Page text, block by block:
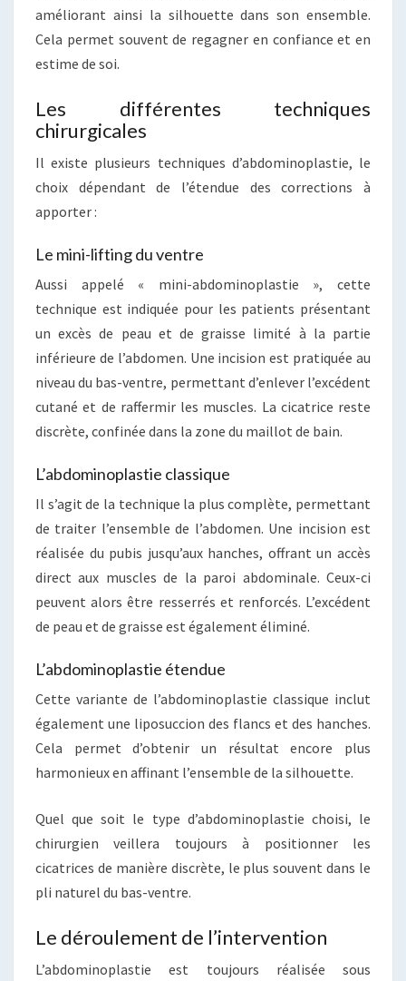
améliorant ainsi la silhouette dans son ensemble.
Cela permet souvent de regagner en confiance et en
estime de soi.
Les différentes techniques
chirurgicales
Il existe plusieurs techniques d’abdominoplastie, le
choix dépendant de l’étendue des corrections à
apporter :
Le mini-lifting du ventre
Aussi appelé « mini-abdominoplastie », cette
technique est indiquée pour les patients présentant
un excès de peau et de graisse limité à la partie
inférieure de l’abdomen. Une incision est pratiquée au
niveau du bas-ventre, permettant d’enlever l’excédent
cutané et de raffermir les muscles. La cicatrice reste
discrète, confinée dans la zone du maillot de bain.
L’abdominoplastie classique
Il s’agit de la technique la plus complète, permettant
de traiter l’ensemble de l’abdomen. Une incision est
réalisée du pubis jusqu’aux hanches, offrant un accès
direct aux muscles de la paroi abdominale. Ceux-ci
peuvent alors être resserrés et renforcés. L’excédent
de peau et de graisse est également éliminé.
L’abdominoplastie étendue
Cette variante de l’abdominoplastie classique inclut
également une liposuccion des flancs et des hanches.
Cela permet d’obtenir un résultat encore plus
harmonieux en affinant l’ensemble de la silhouette.
Quel que soit le type d’abdominoplastie choisi, le
chirurgien veillera toujours à positionner les
cicatrices de manière discrète, le plus souvent dans le
pli naturel du bas-ventre.
Le déroulement de l’intervention
L’abdominoplastie est toujours réalisée sous